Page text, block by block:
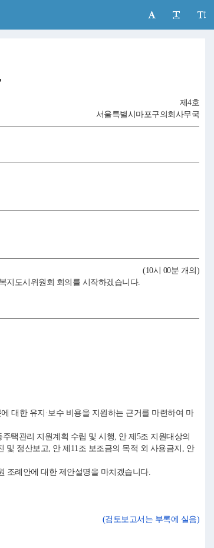
제4호
서울특별시마포구의회사무국
(10시 00분 개의)
지도시위원회 회의를 시작하겠습니다.
대한 유지·보수 비용을 지원하는 근거를 마련하여 마
택관리 지원계획 수립 및 시행, 안 제5조 지원대상의
및 정산보고, 안 제11조 보조금의 목적 외 사용금지, 안
조례안에 대한 제안설명을 마치겠습니다.
(검토보고서는 부록에 실음)